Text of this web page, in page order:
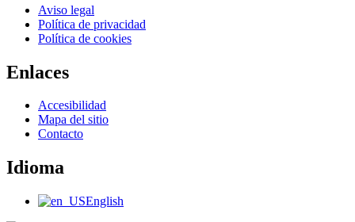
Main
Menu
Aviso legal
Política de privacidad
Política de cookies
Enlaces
Main
Menu
Accesibilidad
Mapa del sitio
Contacto
Idioma
Main
English